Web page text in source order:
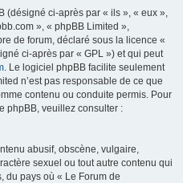
(désigné ci-après par « ils », « eux »,
», « phpBB Limited »,
de forum, déclaré sous la licence «
ci-après par « GPL ») et qui peut
. Le logiciel phpBB facilite seulement
n’est pas responsable de ce que
contenu ou conduite permis. Pour
phpBB, veuillez consulter :
abusif, obscène, vulgaire,
sexuel ou tout autre contenu qui
du pays où « Le Forum de